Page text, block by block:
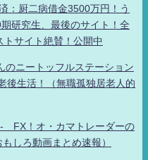
：厨二病借金3500万円！う
研究生、最後のサイト！全
サイト絶賛！公開中
のニートッフルステーション
後生活！（無職孤独居老人的
FX！オ・カマトレーダーの
しろ動画まとめ速報）